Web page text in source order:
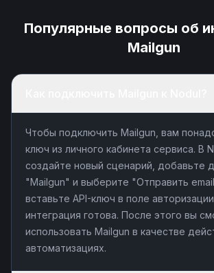
Популярные вопросы об
Mailgun
Чтобы подключить Mailgun, вам
ключ из личного кабинета сервиса. В
создайте новый сценарий, добавьте
"Mailgun" и выберите "Отправить
вставьте API-ключ в поле
интеграция готова. После этого вы
использовать Mailgun в качестве
автоматизациях.